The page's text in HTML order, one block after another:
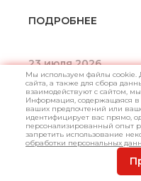
ПОДРОБНЕЕ
23 июля 2026
Мечтаете
хотите
студию
Синтезатор
Мы используем файлы cookie.
сайта, а также для сбора
взаимодействуют с сайтом,
Информация, содержащаяся в
ваших предпочтений или
идентифицирует вас прямо,
персонализированный опыт
запретить использование
обработки персональных